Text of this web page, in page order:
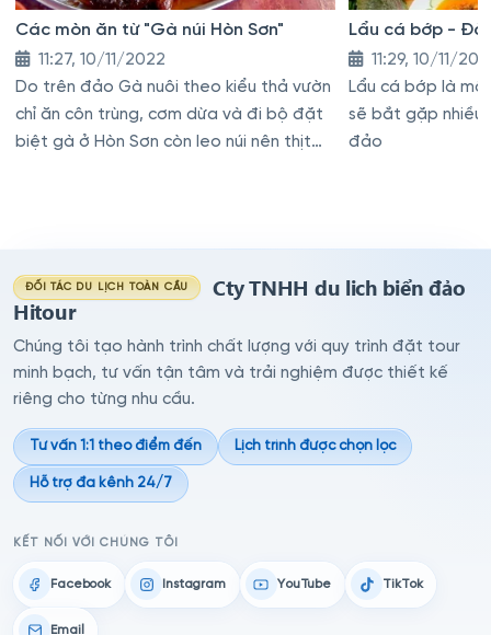
Các mòn ăn từ "Gà núi Hòn Sơn"
11:27, 10/11/2022
Do trên đảo Gà nuôi theo kiểu thả vườn
chỉ ăn côn trùng, cơm dừa và đi bộ đặt
biệt gà ở Hòn Sơn còn leo núi nên thịt
Lẩu cá bớp -
11:29, 10/11/
Lẩu cá bớp là
sẽ bắt gặp nhiều
đảo
ĐỐI TÁC DU LỊCH TOÀN CẦU
Cty TNHH du lich biển đảo
Hitour
Chúng tôi tạo hành trình chất lượng với quy trình đặt tour
minh bạch, tư vấn tận tâm và trải nghiệm được thiết kế
riêng cho từng nhu cầu.
Tư vấn 1:1 theo điểm đến Lịch trình được chọn lọc
Hỗ trợ đa kênh 24/7
KẾT NỐI VỚI CHÚNG TÔI
Facebook Instagram YouTube TikTok
Email